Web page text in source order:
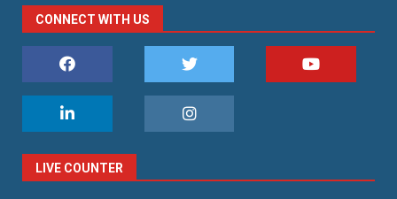
CONNECT WITH US
LIVE COUNTER